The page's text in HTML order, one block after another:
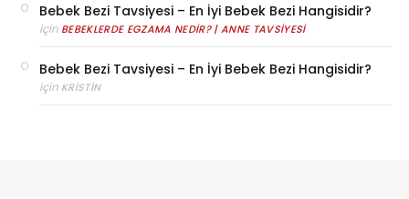
Bebek Bezi Tavsiyesi – En İyi Bebek Bezi Hangisidir?
için BEBEKLERDE EGZAMA NEDIR? | ANNE TAVSIYESI
Bebek Bezi Tavsiyesi – En İyi Bebek Bezi Hangisidir?
için KRISTIN